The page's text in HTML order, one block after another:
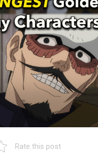
Rate this post